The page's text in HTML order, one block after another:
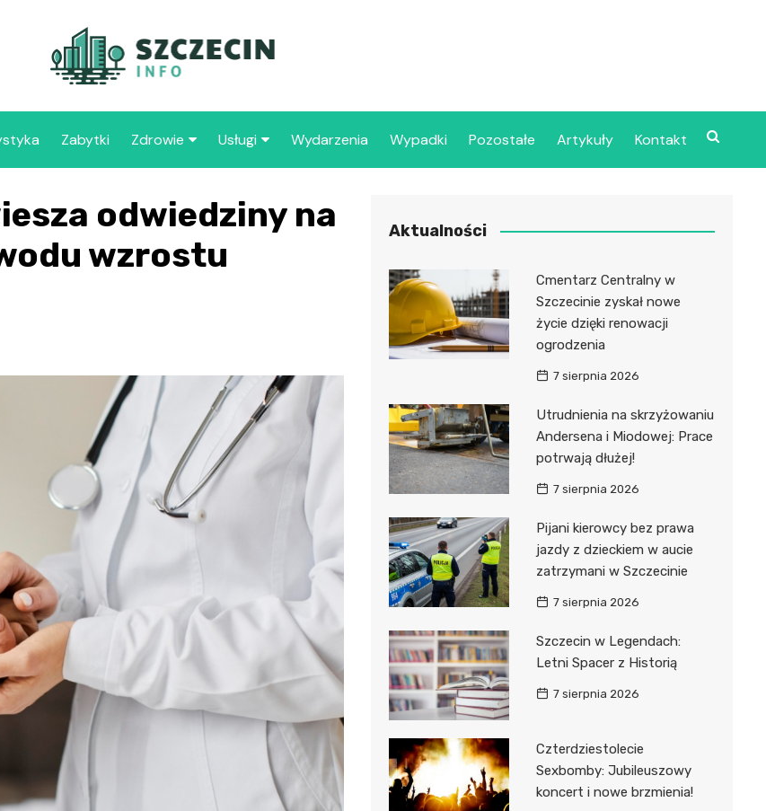
Zabytki Zdrowie
Szpitale
109 Szpital Wojskowy w
Szczecinie
Samodzielny Publiczny
Specjalistyczny Zakład
Opieki Zdrowotnej
Szpital Kliniczny nr 1 im. T.
Sokołowskiego
Pomorskiej Akademii
Medycznej
Szpital Kliniczny nr 2
Specjalistyczny Szpital im.
A. Sokołowskiego
Samodzielny Publiczny
Wojewódzki Szpital
Zespolony im. M.
Skłodowskiej-Curi
Usługi Wydarzenia Wypadki Pozostałe Artykuły Kontakt
odwiedziny na
wzrostu
Aktualności
Cmentarz Centralny w
Szczecinie zyskał nowe
życie dzięki renowacji
ogrodzenia
7 sierpnia 2026
Utrudnienia na skrzyżowaniu
Andersena i Miodowej: Prace
potrwają dłużej!
7 sierpnia 2026
Pijani kierowcy bez prawa
jazdy z dzieckiem w aucie
zatrzymani w Szczecinie
7 sierpnia 2026
Szczecin w Legendach:
Letni Spacer z Historią
7 sierpnia 2026
Czterdziestolecie
Sexbomby: Jubileuszowy
koncert i nowe brzmienia!